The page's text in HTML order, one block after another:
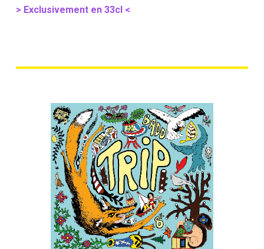
> Exclusivement en 33cl <